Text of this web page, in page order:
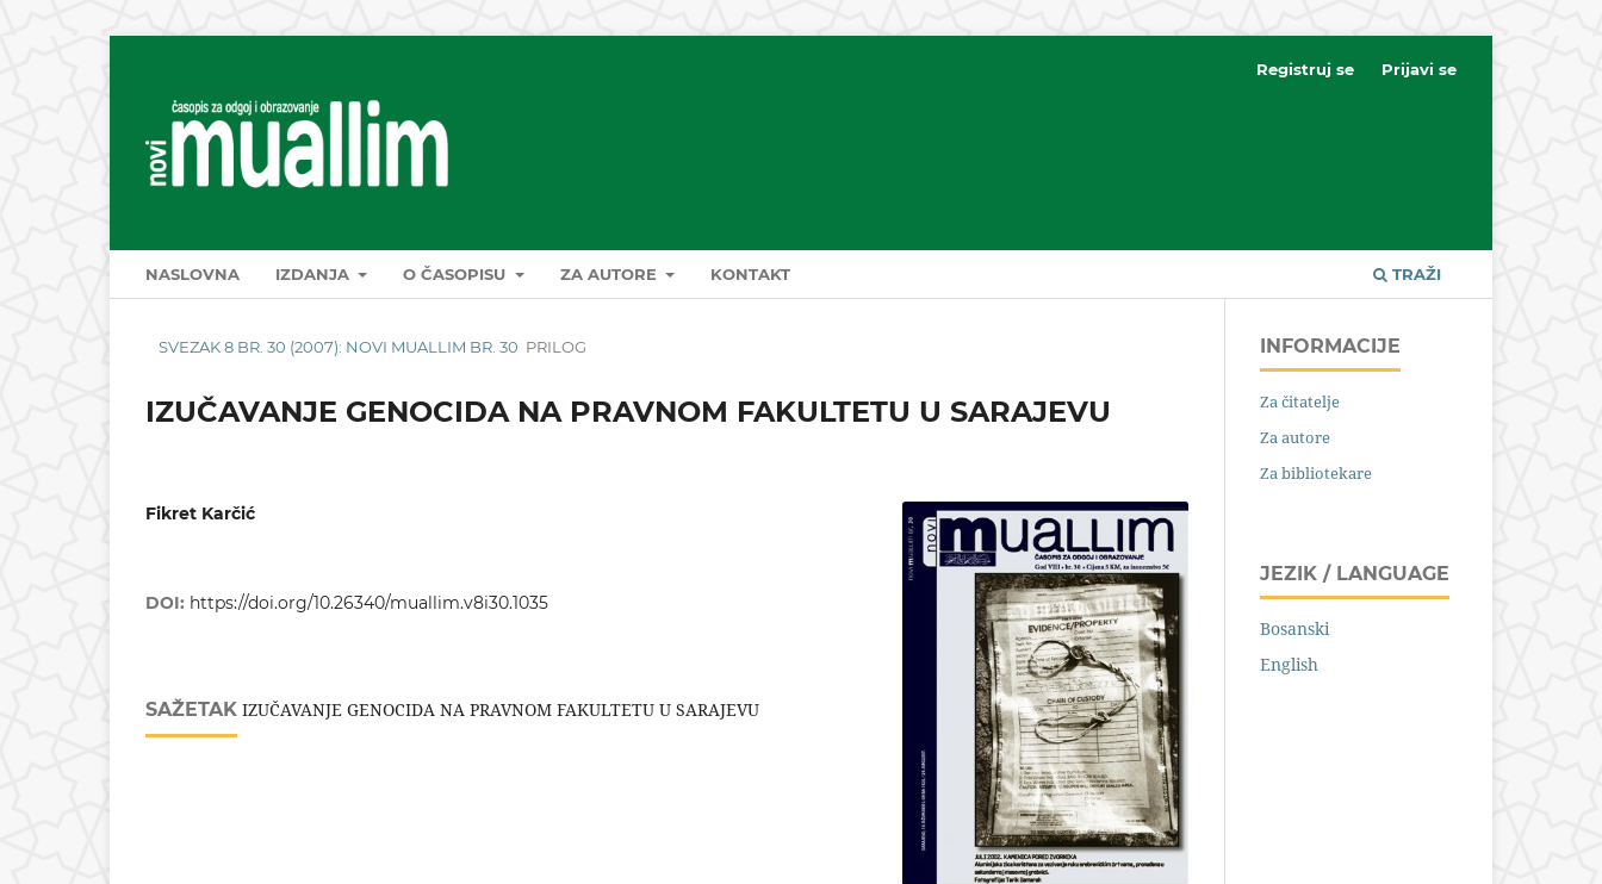
NASLOVNA IZDANJA O ČASOPISU ZA AUTORE KONTAKT TRAŽI
Registruj se Prijavi se
SVEZAK 8 BR. 30 (2007): NOVI MUALLIM BR. 30 PRILOG
IZUČAVANJE GENOCIDA NA PRAVNOM FAKULTETU U SARAJEVU
Fikret Karčić
DOI: https://doi.org/10.26340/muallim.v8i30.1035
SAŽETAK IZUČAVANJE GENOCIDA NA PRAVNOM FAKULTETU U SARAJEVU
INFORMACIJE
Za čitatelje
Za autore
Za bibliotekare
JEZIK / LANGUAGE
Bosanski
English